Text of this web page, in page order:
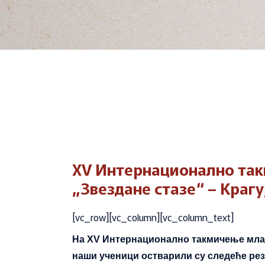
XV Интернационалнo
„Звездане стазе“ –
[vc_row][vc_column][vc_column_text]
На XV Интернационалнo такмичење
наши ученици остварили су следеће